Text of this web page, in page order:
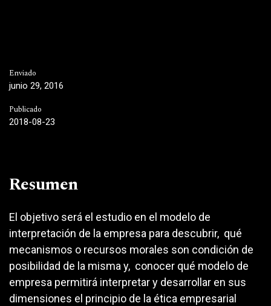
Enviado
junio 29, 2016
Publicado
2018-08-23
Resumen
El objetivo será el estudio en el modelo de
interpretación de la empresa para descubrir, qué
mecanismos o recursos morales son condición de
posibilidad de la misma y, conocer qué modelo de
empresa permitirá interpretar y desarrollar en sus
dimensiones el principio de la ética empresarial